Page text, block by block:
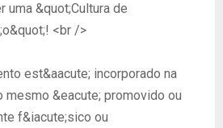
uma &quot;Cultura de
<br />
est&aacute; incorporado na
mesmo &eacute; promovido ou
f&iacute;sico ou